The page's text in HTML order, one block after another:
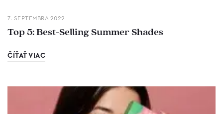
7. SEPTEMBRA 2022
Top 5: Best-Selling Summer Shades
ČÍŤAŤ VIAC